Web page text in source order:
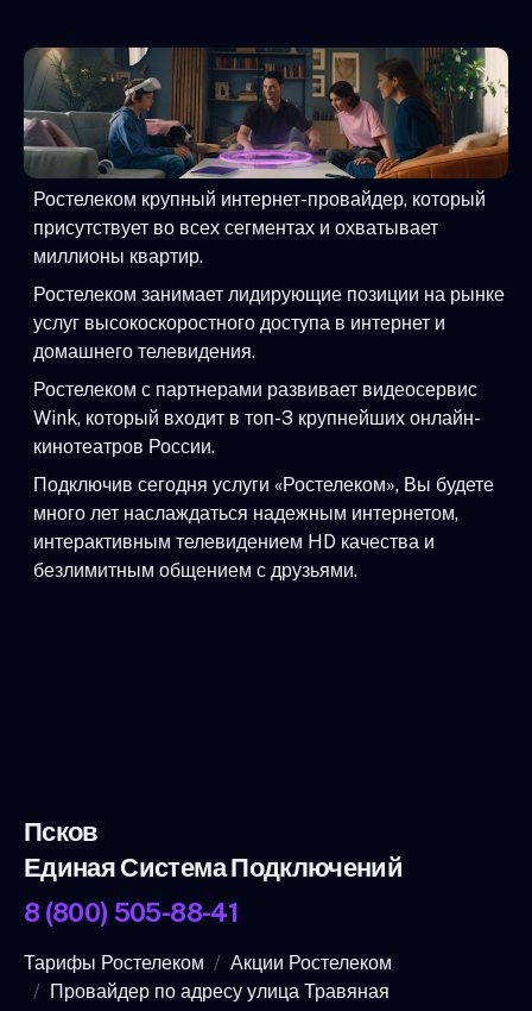
Ростелеком крупный интернет-провайдер, который
присутствует во всех сегментах и охватывает
миллионы квартир.
Ростелеком занимает лидирующие позиции на рынке
услуг высокоскоростного доступа в интернет и
домашнего телевидения.
Ростелеком с партнерами развивает видеосервис
Wink, который входит в топ-3 крупнейших онлайн-
кинотеатров России.
Подключив сегодня услуги «Ростелеком», Вы будете
много лет наслаждаться надежным интернетом,
интерактивным телевидением HD качества и
безлимитным общением с друзьями.
Псков
Единая Система Подключений
8 (800) 505-88-41
Тарифы Ростелеком
Акции Ростелеком
Провайдер по адресу улица Травяная